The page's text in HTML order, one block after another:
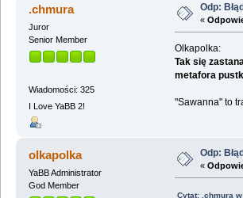
.chmura
Juror
Senior Member
Wiadomości: 325
I Love YaBB 2!
Odp:
«
Olkapolka:
Tak się
metafora
"Sawanna" to
olkapolka
YaBB Administrator
God Member
Odp:
«
Cytat: .chmura